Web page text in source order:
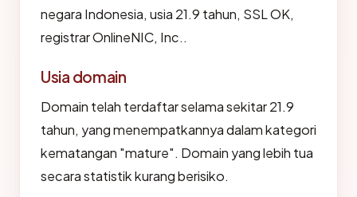
negara Indonesia, usia 21.9 tahun, SSL OK,
registrar OnlineNIC, Inc..
Usia domain
Domain telah terdaftar selama sekitar 21.9
tahun, yang menempatkannya dalam kategori
kematangan "mature". Domain yang lebih tua
secara statistik kurang berisiko.